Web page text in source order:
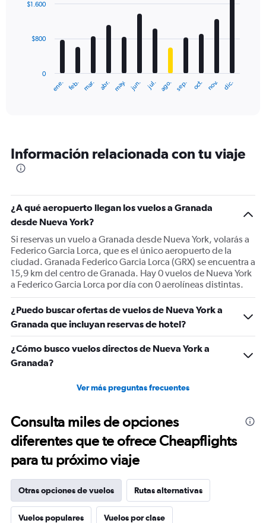
12
The
categories.
The
Y
axis
values.
Range:
0
to
2400.
ene. feb. mar. abr. may. jun. jul. ago. sep. oct. nov. dic.
0
$800
$1.600
Información relacionada con tu viaje
¿A qué aeropuerto llegan los vuelos a Granada
desde Nueva York?
Si reservas un vuelo a Granada desde Nueva York, volarás a
Federico Garcia Lorca, que es el único aeropuerto de la
ciudad. Granada Federico Garcia Lorca (GRX) se encuentra a
15,9 km del centro de Granada. Hay 0 vuelos de Nueva York
a Federico Garcia Lorca por día con 0 aerolíneas distintas.
¿Puedo buscar ofertas de vuelos de Nueva York a
Granada que incluyan reservas de hotel?
¿Cómo busco vuelos directos de Nueva York a
Granada?
Ver más preguntas frecuentes
Consulta miles de opciones
diferentes que te ofrece Cheapflights
para tu próximo viaje
Otras opciones de vuelos Rutas alternativas
Vuelos populares Vuelos por clase